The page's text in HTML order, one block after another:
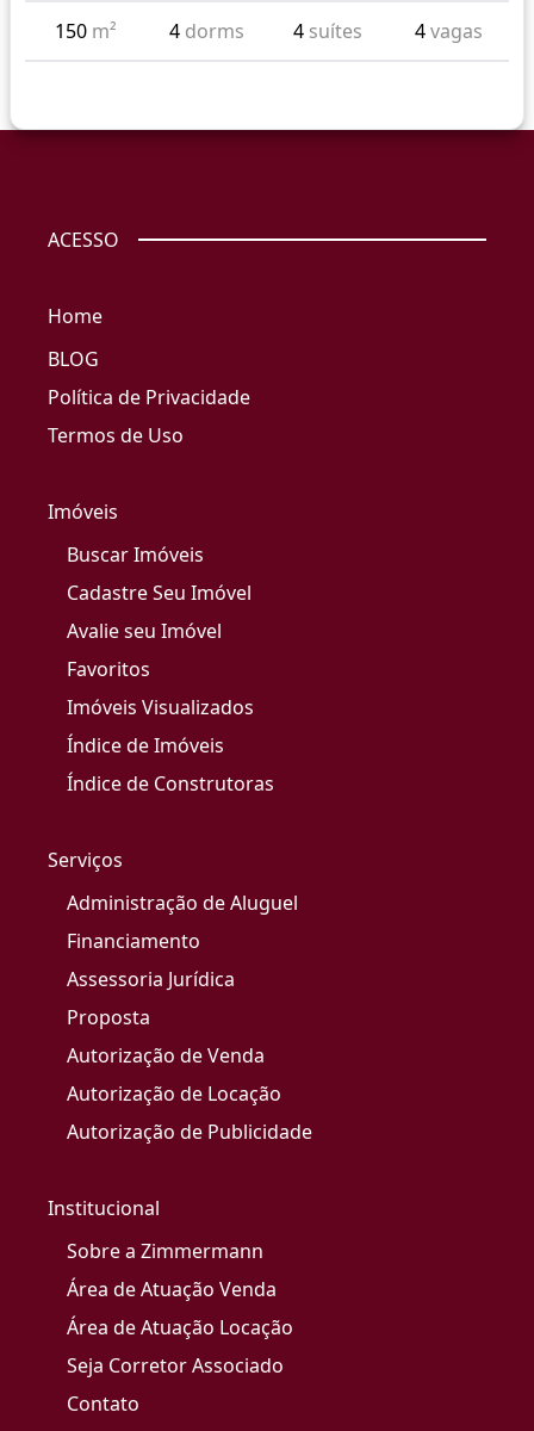
150 m² 4 dorms 4 suítes 4vagas
ACESSO
Home
BLOG
Política de Privacidade
Termos de Uso
Imóveis
Buscar Imóveis
Cadastre Seu Imóvel
Avalie seu Imóvel
Favoritos
Imóveis Visualizados
Índice de Imóveis
Índice de Construtoras
Serviços
Administração de Aluguel
Financiamento
Assessoria Jurídica
Proposta
Autorização de Venda
Autorização de Locação
Autorização de Publicidade
Institucional
Sobre a Zimmermann
Área de Atuação Venda
Área de Atuação Locação
Seja Corretor Associado
Contato